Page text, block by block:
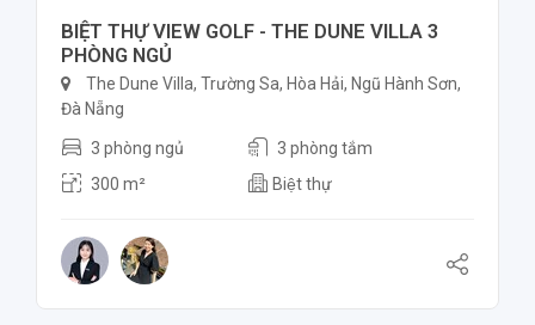
BIỆT THỰ VIEW GOLF - THE DUNE VILLA 3
PHÒNG NGỦ
The Dune Villa, Trường Sa, Hòa Hải, Ngũ Hành Sơn,
Đà Nẵng
3 phòng ngủ
3 phòng tắm
300 m²
Biệt thự